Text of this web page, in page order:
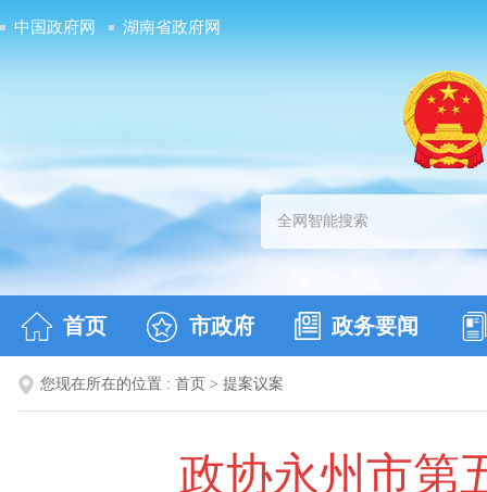
中国政府网 湖南省政府网
首页 市政府 政务要闻
您现在所在的位置 : 首页 > 提案议案
政协永州市第